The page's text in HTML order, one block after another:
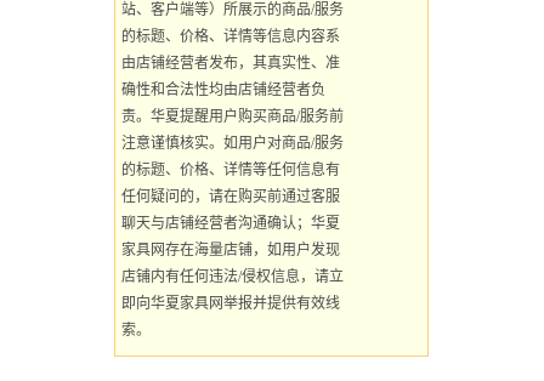
站、客户端等）所展示的商品/服务
的标题、价格、详情等信息内容系
由店铺经营者发布，其真实性、准
确性和合法性均由店铺经营者负
责。华夏提醒用户购买商品/服务前
注意谨慎核实。如用户对商品/服务
的标题、价格、详情等任何信息有
任何疑问的，请在购买前通过客服
聊天与店铺经营者沟通确认；华夏
家具网存在海量店铺，如用户发现
店铺内有任何违法/侵权信息，请立
即向华夏家具网举报并提供有效线
索。